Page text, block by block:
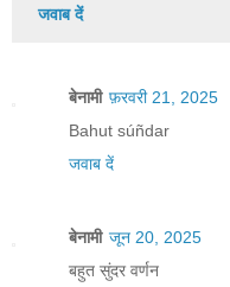
जवाब दें
बेनामी फ़रवरी 21, 2025
Bahut súñdar
जवाब दें
बेनामी जून 20, 2025
बहुत सुंदर वर्णन